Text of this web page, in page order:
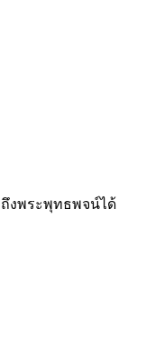
ถึงพระพุทธพจน์ได้